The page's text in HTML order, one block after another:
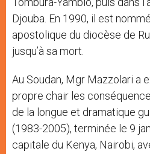
Djouba. En 1990, il est
apostolique du diocèse de
jusqu’à sa mort.
Au Soudan, Mgr Mazzolari a
propre chair les
de la longue et dramatique
(1983-2005), terminée le 9
capitale du Kenya, Nairobi,